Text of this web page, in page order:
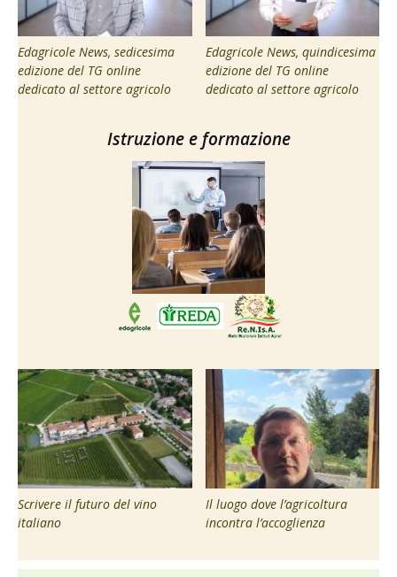
Edagricole News, sedicesima
edizione del TG online
dedicato al settore agricolo
Edagricole News, quindicesima
edizione del TG online
dedicato al settore agricolo
Istruzione e formazione
Scrivere il futuro del vino
italiano
Il luogo dove l’agricoltura
incontra l’accoglienza